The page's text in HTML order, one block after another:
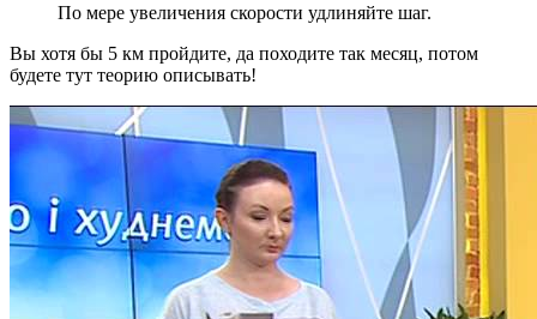
По мере увеличения скорости удли­няйте шаг.
Вы хотя бы 5 км пройдите, да походите так месяц, потом
будете тут теорию описывать!